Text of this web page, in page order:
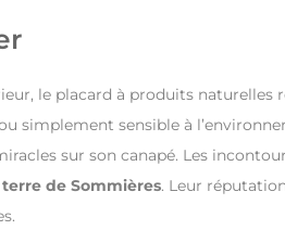
le placard à produits naturelles
simplement sensible à
sur son canapé. Les
terre de Sommières. Leur